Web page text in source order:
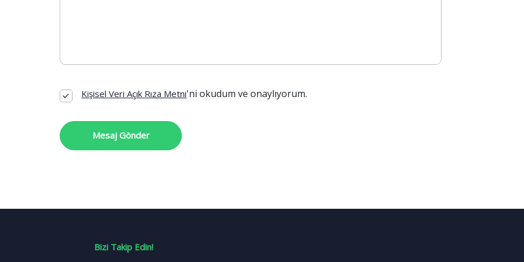
Kişisel Veri Açık Rıza Metni'ni okudum ve onaylıyorum.
Mesaj Gönder
Bizi Takip Edin!